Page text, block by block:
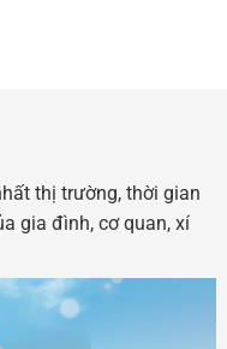
thị trường, thời gian
gia đình, cơ quan, xí